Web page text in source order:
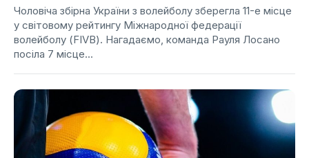
Чоловіча збірна України з волейболу зберегла 11-е місце
у світовому рейтингу Міжнародної федерації
волейболу (FIVB). Нагадаємо, команда Рауля Лосано
посіла 7 місце...